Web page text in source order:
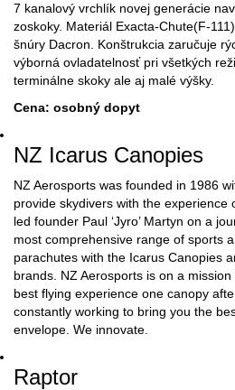
7 kanalový vrchlík novej generácie
zoskoky. Materiál Exacta-Chute(F-
šnúry Dacron. Konštrukcia zaručuje
výborná ovladatelnosť pri všetkých
terminálne skoky ale aj malé výšky.
Cena: osobný dopyt
NZ Icarus Canopies
NZ Aerosports was founded in 1986
provide skydivers with the experience
led founder Paul ‘Jyro’ Martyn on a
most comprehensive range of sports
parachutes with the Icarus Canopies
brands. NZ Aerosports is on a
best flying experience one canopy
constantly working to bring you the
envelope. We innovate.
Raptor